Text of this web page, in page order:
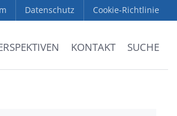
Datenschutz Cookie-Richtlinie
KONTAKT SUCHE